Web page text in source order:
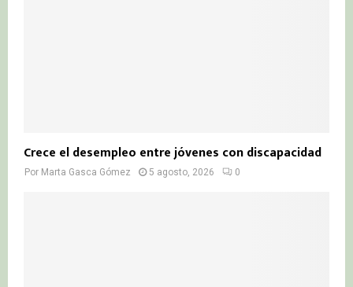
Crece el desempleo entre jóvenes con discapacidad
Por Marta Gasca Gómez 5 agosto, 2026 0